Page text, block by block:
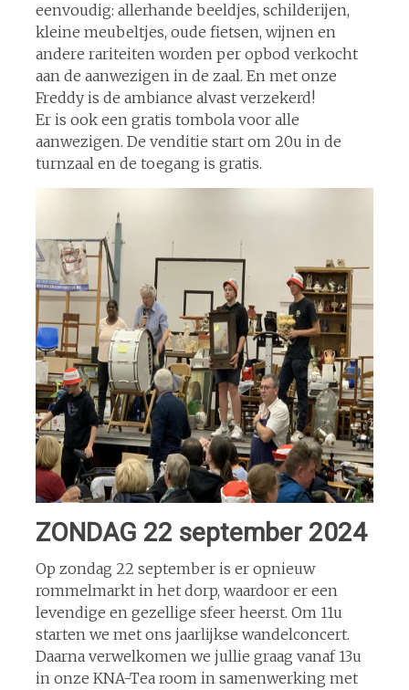
eenvoudig: allerhande beeldjes, schilderijen,
kleine meubeltjes, oude fietsen, wijnen en
andere rariteiten worden per opbod verkocht
aan de aanwezigen in de zaal. En met onze
Freddy is de ambiance alvast verzekerd!
Er is ook een gratis tombola voor alle
aanwezigen. De venditie start om 20u in de
turnzaal en de toegang is gratis.
ZONDAG 22 september 2024
Op zondag 22 september is er opnieuw
rommelmarkt in het dorp, waardoor er een
levendige en gezellige sfeer heerst. Om 11u
starten we met ons jaarlijkse wandelconcert.
Daarna verwelkomen we jullie graag vanaf 13u
in onze KNA-Tea room in samenwerking met